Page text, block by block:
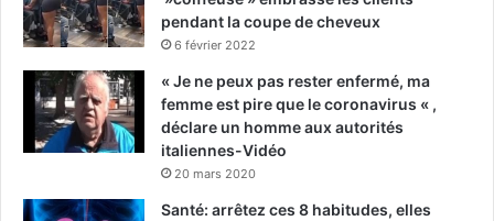
pendant la coupe de cheveux
6 février 2022
« Je ne peux pas rester enfermé, ma
femme est pire que le coronavirus « ,
déclare un homme aux autorités
italiennes-Vidéo
20 mars 2020
Santé: arrêtez ces 8 habitudes, elles